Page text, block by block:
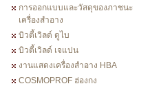
การออกแบบและวัสดุของภาชนะ
เครื่องสำอาง
บิวตี้เวิลด์ ดูไบ
บิวตี้เวิลด์ เจแปน
งานแสดงเครื่องสำอาง HBA
COSMOPROF ฮ่องกง